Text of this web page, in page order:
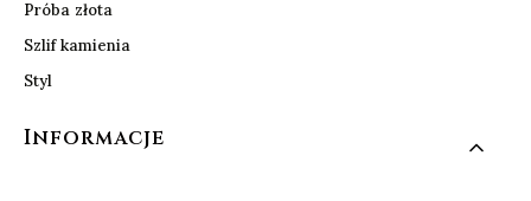
Próba złota
Szlif kamienia
Styl
Informacje